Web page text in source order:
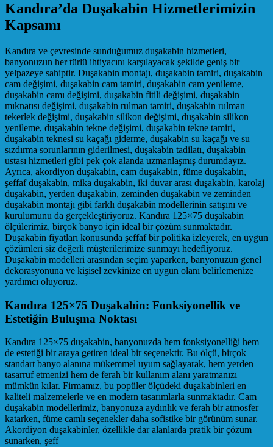
Kandıra’da Duşakabin Hizmetlerimizin
Kapsamı
Kandıra ve çevresinde sunduğumuz duşakabin hizmetleri,
banyonuzun her türlü ihtiyacını karşılayacak şekilde geniş bir
yelpazeye sahiptir. Duşakabin montajı, duşakabin tamiri, duşakabin
cam değişimi, duşakabin cam tamiri, duşakabin cam yenileme,
duşakabin camı değişimi, duşakabin fitili değişimi, duşakabin
mıknatısı değişimi, duşakabin rulman tamiri, duşakabin rulman
tekerlek değişimi, duşakabin silikon değişimi, duşakabin silikon
yenileme, duşakabin tekne değişimi, duşakabin tekne tamiri,
duşakabin teknesi su kaçağı giderme, duşakabin su kaçağı ve su
sızdırma sorunlarının giderilmesi, duşakabin tadilatı, duşakabin
ustası hizmetleri gibi pek çok alanda uzmanlaşmış durumdayız.
Ayrıca, akordiyon duşakabin, cam duşakabin, füme duşakabin,
şeffaf duşakabin, mika duşakabin, iki duvar arası duşakabin, karolaj
duşakabin, yerden duşakabin, zeminden duşakabin ve zeminden
duşakabin montajı gibi farklı duşakabin modellerinin satışını ve
kurulumunu da gerçekleştiriyoruz. Kandıra 125×75 duşakabin
ölçülerimiz, birçok banyo için ideal bir çözüm sunmaktadır.
Duşakabin fiyatları konusunda şeffaf bir politika izleyerek, en uygun
çözümleri siz değerli müşterilerimize sunmayı hedefliyoruz.
Duşakabin modelleri arasından seçim yaparken, banyonuzun genel
dekorasyonuna ve kişisel zevkinize en uygun olanı belirlemenize
yardımcı oluyoruz.
Kandıra 125×75 Duşakabin: Fonksiyonellik ve
Estetiğin Buluşma Noktası
Kandıra 125×75 duşakabin, banyonuzda hem fonksiyonelliği hem
de estetiği bir araya getiren ideal bir seçenektir. Bu ölçü, birçok
standart banyo alanına mükemmel uyum sağlayarak, hem yerden
tasarruf etmenizi hem de ferah bir kullanım alanı yaratmanızı
mümkün kılar. Firmamız, bu popüler ölçüdeki duşakabinleri en
kaliteli malzemelerle ve en modern tasarımlarla sunmaktadır. Cam
duşakabin modellerimiz, banyonuza aydınlık ve ferah bir atmosfer
katarken, füme camlı seçenekler daha sofistike bir görünüm sunar.
Akordiyon duşakabinler, özellikle dar alanlarda pratik bir çözüm
sunarken, şeff